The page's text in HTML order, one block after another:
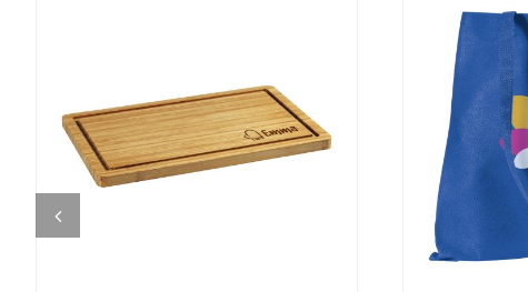
DETALJI